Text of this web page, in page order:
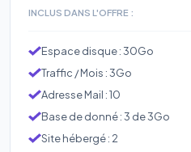
INCLUS DANS L'OFFRE :
Espace disque : 30Go
Traffic / Mois : 3Go
Adresse Mail : 10
Base de donné : 3 de 3Go
Site hébergé : 2